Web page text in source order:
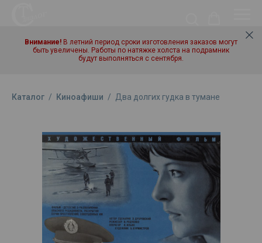
Внимание! В летний период сроки изготовления заказов могут
быть увеличены. Работы по натяжке холста на подрамник
будут выполняться с сентября.
Каталог / Киноафиши / Два долгих гудка в тумане